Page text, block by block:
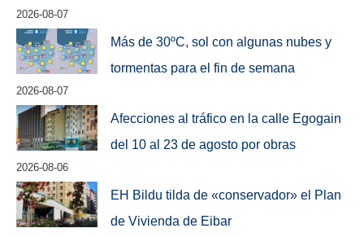
2026-08-07
Más de 30ºC, sol con algunas nubes y
tormentas para el fin de semana
2026-08-07
Afecciones al tráfico en la calle Egogain
del 10 al 23 de agosto por obras
2026-08-06
EH Bildu tilda de «conservador» el Plan
de Vivienda de Eibar